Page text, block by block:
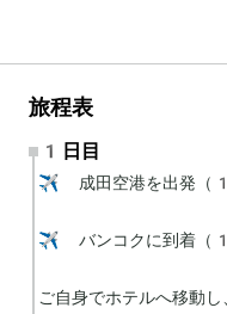
旅程表
1日目
✈️ 成田空港を出
✈️ バンコクに到
ご自身でホテルへ移動